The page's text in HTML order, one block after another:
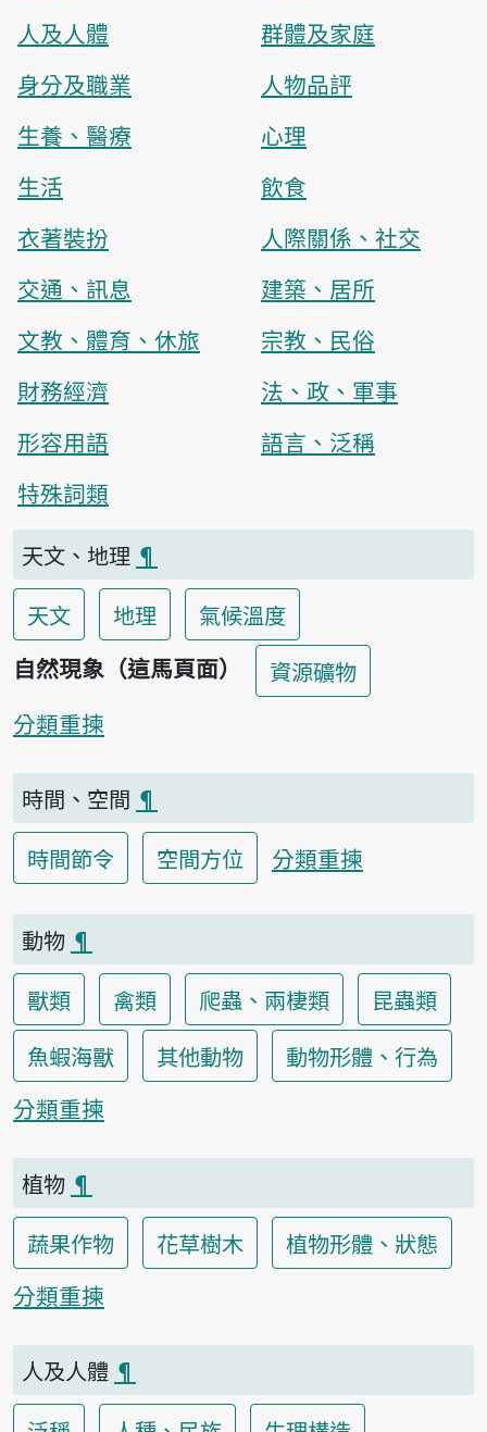
人及人體
群體及家庭
身分及職業
人物品評
生養、醫療
心理
生活
飲食
衣著裝扮
人際關係、社交
交通、訊息
建築、居所
文教、體育、休旅
宗教、民俗
財務經濟
法、政、軍事
形容用語
語言、泛稱
特殊詞類
天文、地理 ¶
天文
地理
氣候溫度
自然現象（這馬頁面）
資源礦物
分類重揀
時間、空間 ¶
時間節令
空間方位 分類重揀
動物 ¶
獸類
禽類 爬蟲、兩棲類
昆蟲類
魚蝦海獸
其他動物
動物形體、行為
分類重揀
植物 ¶
蔬果作物
花草樹木
植物形體、狀態
分類重揀
人及人體 ¶